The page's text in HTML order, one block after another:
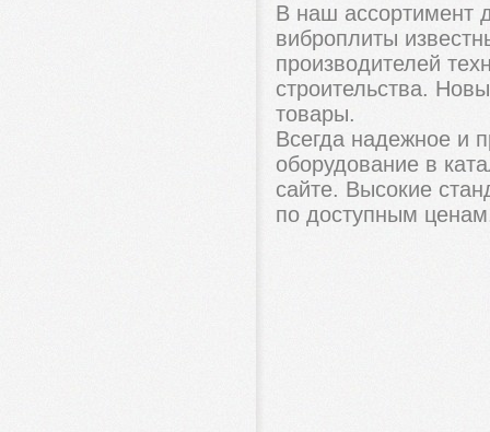
В наш ассортимент
виброплиты
производителей
строительства.
товары.
Всегда надежное и
оборудование в
сайте. Высокие
по доступным